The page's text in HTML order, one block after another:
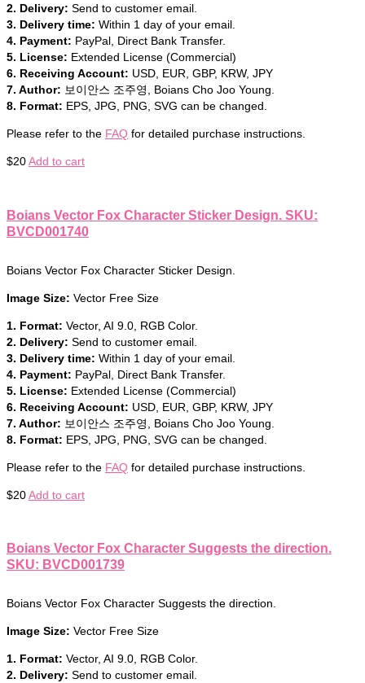
2. Delivery: Send to customer email.
3. Delivery time: Within 1 day of your email.
4. Payment: PayPal, Direct Bank Transfer.
5. License: Extended License (Commercial)
6. Receiving Account: USD, EUR, GBP, KRW, JPY
7. Author: 보이안스 조주영, Boians Cho Joo Young.
8. Format: EPS, JPG, PNG, SVG can be changed.
Please refer to the FAQ for detailed purchase instructions.
$20Add to cart
Boians Vector Fox Character Sticker Design. SKU:
BVCD001740
Boians Vector Fox Character Sticker Design.
Image Size: Vector Free Size
1. Format: Vector, AI 9.0, RGB Color.
2. Delivery: Send to customer email.
3. Delivery time: Within 1 day of your email.
4. Payment: PayPal, Direct Bank Transfer.
5. License: Extended License (Commercial)
6. Receiving Account: USD, EUR, GBP, KRW, JPY
7. Author: 보이안스 조주영, Boians Cho Joo Young.
8. Format: EPS, JPG, PNG, SVG can be changed.
Please refer to the FAQ for detailed purchase instructions.
$20Add to cart
Boians Vector Fox Character Suggests the direction.
SKU: BVCD001739
Boians Vector Fox Character Suggests the direction.
Image Size: Vector Free Size
1. Format: Vector, AI 9.0, RGB Color.
2. Delivery: Send to customer email.